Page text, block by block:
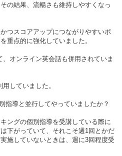
の結果、流暢さも維持しやすくなっ
つスコアアップにつながりやすいポ
重点的に強化していました。
オンライン英会話も併用されていま
していました。
指導と並行してやっていましたか？
ングの個別指導を受講している際に
下がっていて、それこそ週1回とかだ
施していないときは、週に3回程度受